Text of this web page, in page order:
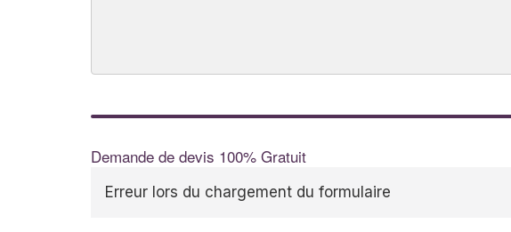
Demande de devis 100% Gratuit
Erreur lors du chargement du formulaire